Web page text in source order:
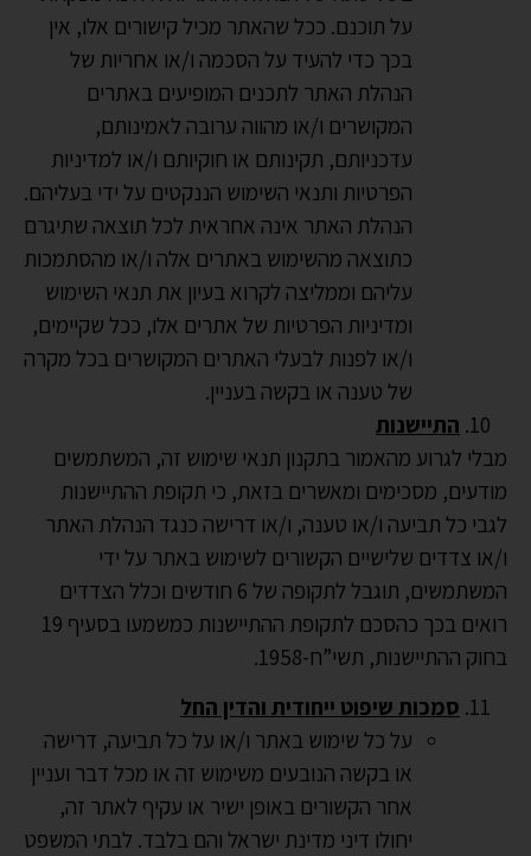
על תוכנם. ככל שהאתר מכיל קישורים אלו, אין
בכך כדי להעיד על הסכמה ו/או אחריות של
הנהלת האתר לתכנים המופיעים באתרים
המקושרים ו/או מהווה ערובה לאמינותם,
עדכניותם, תקינותם או חוקיותם ו/או למדיניות
הפרטיות ותנאי השימוש הננקטים על ידי בעליהם.
הנהלת האתר אינה אחראית לכל תוצאה שתיגרם
כתוצאה מהשימוש באתרים אלה ו/או מהסתמכות
עליהם וממליצה לקרוא בעיון את תנאי השימוש
ומדיניות הפרטיות של אתרים אלו, ככל שקיימים,
ו/או לפנות לבעלי האתרים המקושרים בכל מקרה
של טענה או בקשה בעניין.
התיישנות
מבלי לגרוע מהאמור בתקנון תנאי שימוש זה, המשתמשים
מודעים, מסכימים ומאשרים בזאת, כי תקופת ההתיישנות
לגבי כל תביעה ו/או טענה, ו/או דרישה כנגד הנהלת האתר
ו/או צדדים שלישיים הקשורים לשימוש באתר על ידי
המשתמשים, תוגבל לתקופה של 6 חודשים וכלל הצדדים
רואים בכך כהסכם לתקופת ההתיישנות כמשמעו בסעיף 19
בחוק ההתיישנות, תשי”ח-1958.
סמכות שיפוט ייחודית והדין החל
על כל שימוש באתר ו/או על כל תביעה, דרישה
או בקשה הנובעים משימוש זה או מכל דבר ועניין
אחר הקשורים באופן ישיר או עקיף לאתר זה,
יחולו דיני מדינת ישראל והם בלבד. לבתי המשפט